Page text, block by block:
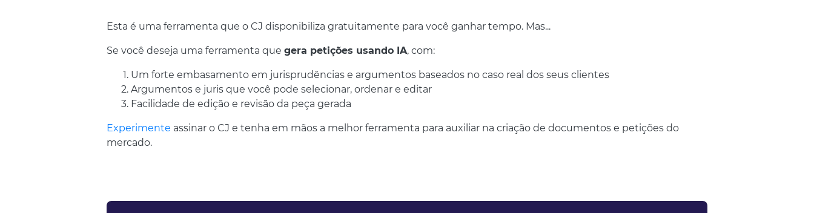
Esta é uma ferramenta que o CJ disponibiliza gratuitamente para você ganhar tempo. Mas...
Se você deseja uma ferramenta que gera petições usando IA, com:
Um forte embasamento em jurisprudências e argumentos baseados no caso real dos seus clientes
Argumentos e juris que você pode selecionar, ordenar e editar
Facilidade de edição e revisão da peça gerada
Experimente assinar o CJ e tenha em mãos a melhor ferramenta para auxiliar na criação de documentos e petições do
mercado.